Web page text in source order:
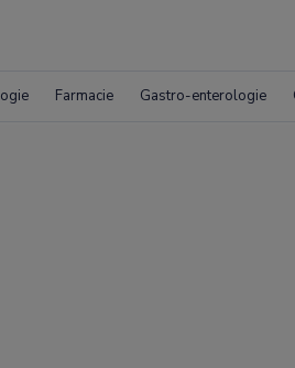
Farmacie Gastro-enterologie